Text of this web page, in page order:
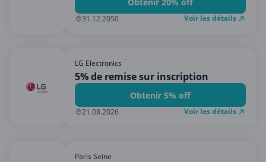
31.12.2050 Voir les détails
LG Electronics
5% de remise sur inscription
Obtenir 5% off
21.08.2026 Voir les détails
Paris Seine